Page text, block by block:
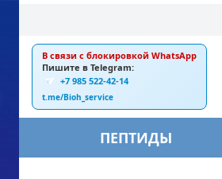
В связи с блокировкой WhatsApp
Пишите в Telegram:
+7 985 522-42-14
t.me/Bioh_service
ПЕПТИДЫ